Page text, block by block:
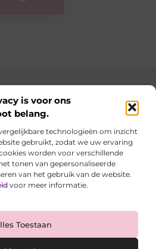
is voor ons
belang.
technologieën om inzicht
gebruikt, zodat we uw ervaring
worden voor verschillende
tonen van gepersonaliseerde
van het gebruik van de website.
voor meer informatie.
Toestaan
nieuws op lindart.be
creatieve blogs vol inspiratie,